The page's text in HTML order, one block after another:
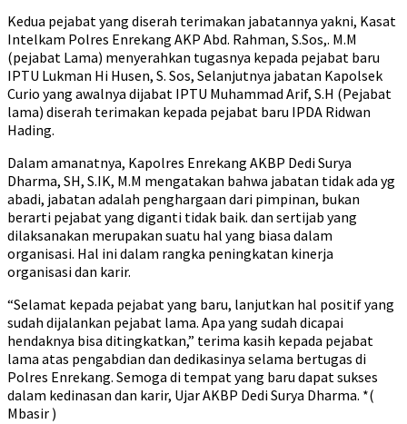
Kedua pejabat yang diserah terimakan jabatannya yakni, Kasat
Intelkam Polres Enrekang AKP Abd. Rahman, S.Sos,. M.M
(pejabat Lama) menyerahkan tugasnya kepada pejabat baru
IPTU Lukman Hi Husen, S. Sos, Selanjutnya jabatan Kapolsek
Curio yang awalnya dijabat IPTU Muhammad Arif, S.H (Pejabat
lama) diserah terimakan kepada pejabat baru IPDA Ridwan
Hading.
Dalam amanatnya, Kapolres Enrekang AKBP Dedi Surya
Dharma, SH, S.IK, M.M mengatakan bahwa jabatan tidak ada yg
abadi, jabatan adalah penghargaan dari pimpinan, bukan
berarti pejabat yang diganti tidak baik. dan sertijab yang
dilaksanakan merupakan suatu hal yang biasa dalam
organisasi. Hal ini dalam rangka peningkatan kinerja
organisasi dan karir.
“Selamat kepada pejabat yang baru, lanjutkan hal positif yang
sudah dijalankan pejabat lama. Apa yang sudah dicapai
hendaknya bisa ditingkatkan,” terima kasih kepada pejabat
lama atas pengabdian dan dedikasinya selama bertugas di
Polres Enrekang. Semoga di tempat yang baru dapat sukses
dalam kedinasan dan karir, Ujar AKBP Dedi Surya Dharma. *(
Mbasir )